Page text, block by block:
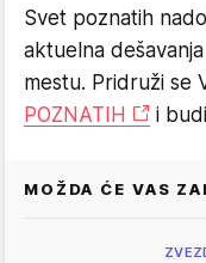
Svet poznatih
aktuelna
mestu. Pridruži se
POZNATIH
i
MOŽDA ĆE VAS